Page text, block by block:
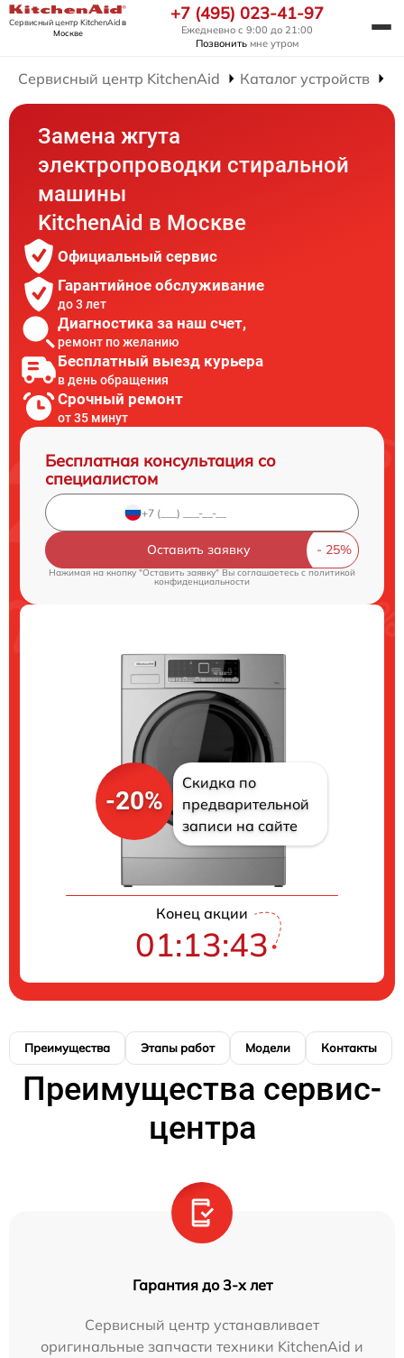
Сервисный центр KitchenAidв
Москве
+7 (495) 023-41-97
Ежедневно с 9:00 до 21:00
Позвонить мне утром
Сервисный центр KitchenAid Каталог устройств
Замена жгута
электропроводки стиральной
машины
KitchenAid в Москве
Официальный сервис
Гарантийное обслуживание
до 3 лет
Диагностика за наш счет,
ремонт по желанию
Бесплатный выезд курьера
в день обращения
Срочный ремонт
от 35 минут
Бесплатная консультация со
специалистом
Оставить заявку
Нажимая на кнопку "Оставить заявку" Вы соглашаетесь cполитикой
конфиденциальности
-20%
Скидка по
предварительной
записи на сайте
Конец акции
01:13:42
Преимущества Этапы работ Модели Контакты
Преимущества сервис-
центра
Гарантия до 3-х лет
Сервисный центр устанавливает
оригинальные запчасти техники KitchenAid и